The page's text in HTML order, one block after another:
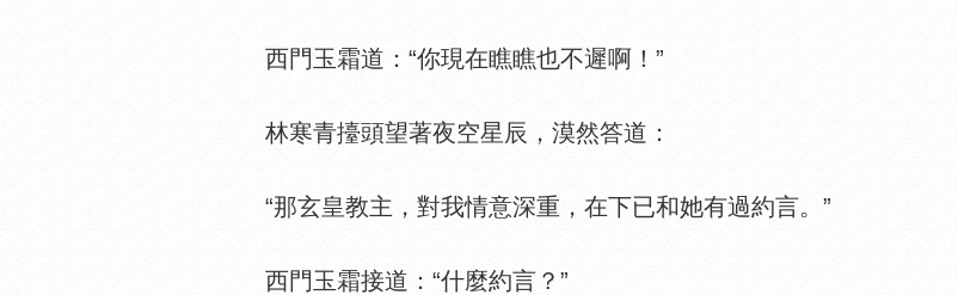
西門玉霜道：“你現在瞧瞧也不遲啊！”
林寒青擡頭望著夜空星辰，漠然答道：
“那玄皇教主，對我情意深重，在下已和她有過約言。”
西門玉霜接道：“什麼約言？”